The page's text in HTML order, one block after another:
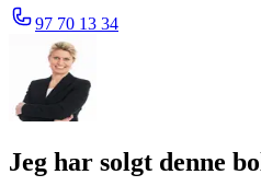
97 70 13 34
Jeg har solgt denne